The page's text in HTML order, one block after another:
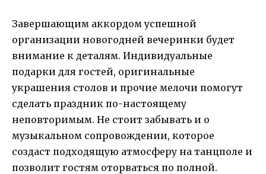
Завершающим аккордом успешной
организации новогодней вечеринки будет
внимание к деталям. Индивидуальные
подарки для гостей, оригинальные
украшения столов и прочие мелочи помогут
сделать праздник по-настоящему
неповторимым. Не стоит забывать и о
музыкальном сопровождении, которое
создаст подходящую атмосферу на танцполе и
позволит гостям оторваться по полной.